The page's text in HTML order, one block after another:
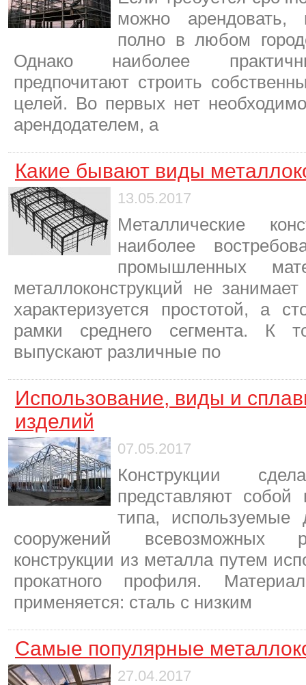
можно арендовать,
полно в любом
Однако наиболее
предпочитают строить
целей. Во первых нет
арендодателем, а
Какие бывают виды
13.05.2017
Металлические
наиболее
промышленных
металлоконструкций не
характеризуется простотой, а
рамки среднего сегмента. К
выпускают различные по
Использование, виды и
изделий
07.05.2017
Конструкции
представляют собой
типа,
сооружений всевозможных
конструкции из металла путем
прокатного профиля.
применяется: сталь с низким
Самые популярные
27.04.2017